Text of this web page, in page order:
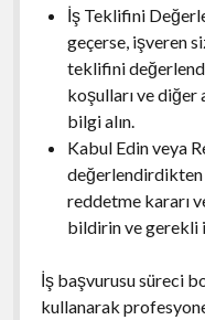
İş Teklifini
geçerse, işveren
teklifini
koşulları ve diğer
bilgi alın.
Kabul Edin veya
reddetme kararı
bildirin ve gerekli
İş başvurusu süreci
kullanarak